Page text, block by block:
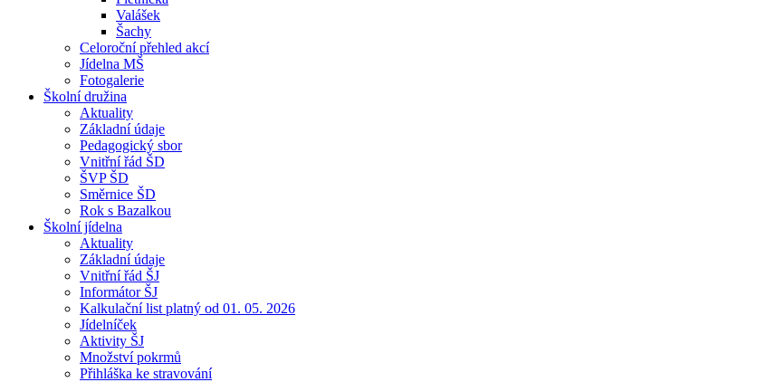
Valášek
Šachy
Celoroční přehled akcí
Jídelna MŠ
Fotogalerie
Školní družina
Aktuality
Základní údaje
Pedagogický sbor
Vnitřní řád ŠD
ŠVP ŠD
Směrnice ŠD
Rok s Bazalkou
Školní jídelna
Aktuality
Základní údaje
Vnitřní řád ŠJ
Informátor ŠJ
Kalkulační list platný od 01. 05. 2026
Jídelníček
Aktivity ŠJ
Množství pokrmů
Přihláška ke stravování